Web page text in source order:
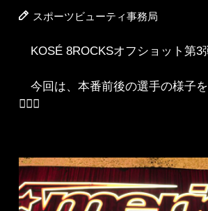
スポーツビューティ事務局
KOSÉ 8ROCKSオフショット第3
今回は、本番前後の選手の様子
💁🏻‍♀️